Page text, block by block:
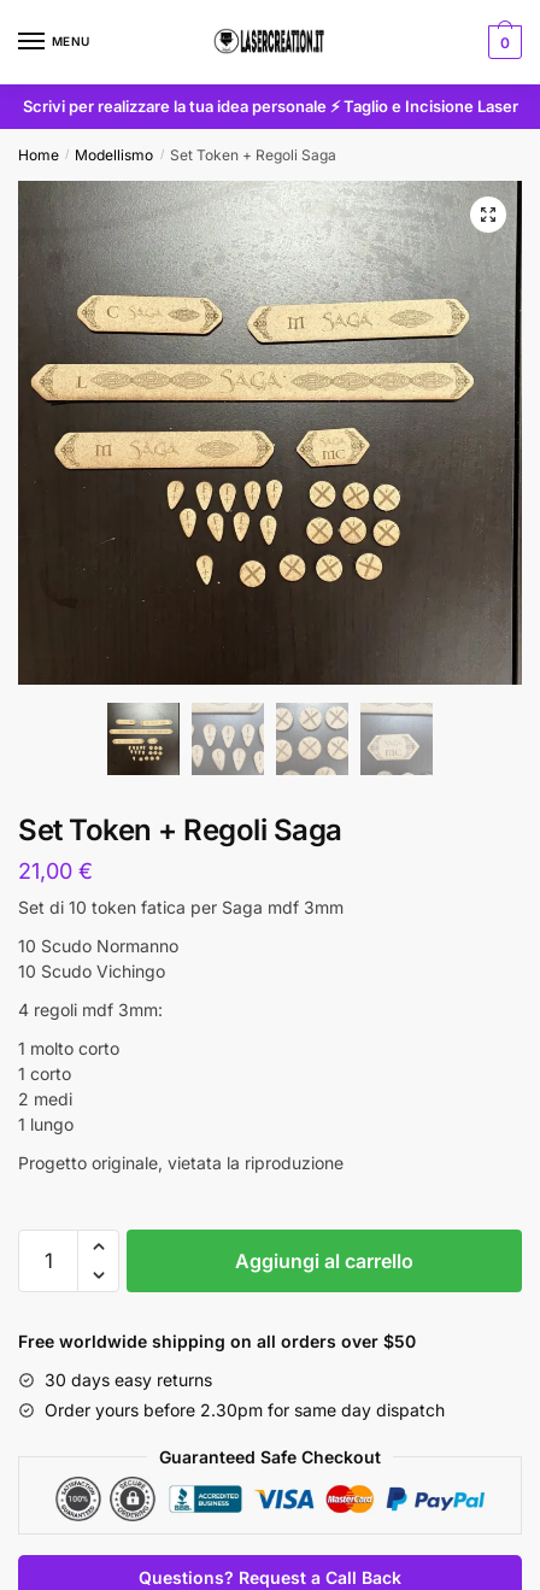
MENU 0
Scrivi per realizzare la tua idea personale ⚡ Taglio e Incisione Laser
Home / Modellismo / Set Token + Regoli Saga
🔍
Set Token + Regoli Saga
21,00 €
Set di 10 token fatica per Saga mdf 3mm
10 Scudo Normanno
10 Scudo Vichingo
4 regoli mdf 3mm:
1 molto corto
1 corto
2 medi
1 lungo
Progetto originale, vietata la riproduzione
Token
quantità
Aggiungi al carrello
Free worldwide shipping on all orders over $50
30 days easy returns
Order yours before 2.30pm for same day dispatch
Guaranteed Safe Checkout
Questions? Request a Call Back